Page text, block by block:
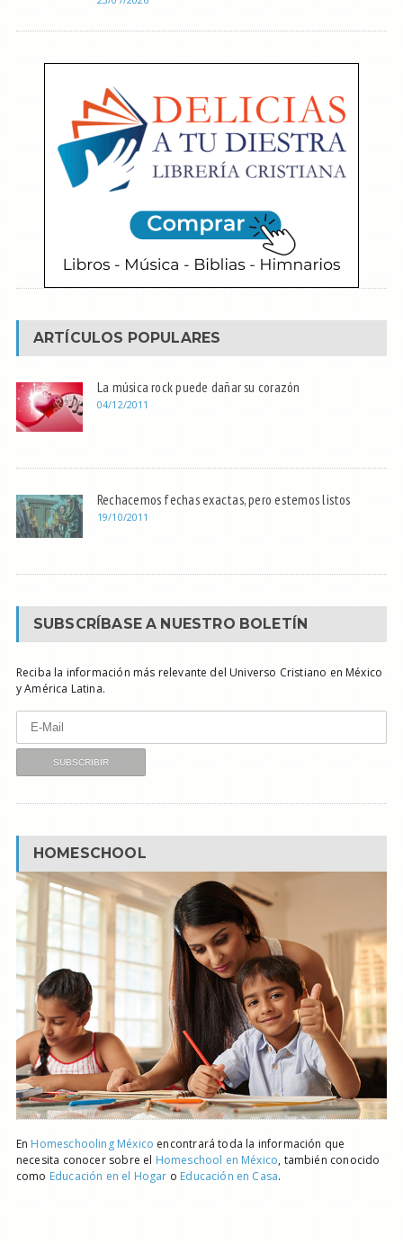
ARTÍCULOS POPULARES
La música rock puede dañar su corazón
04/12/2011
Rechacemos fechas exactas, pero estemos listos
19/10/2011
SUBSCRÍBASE A NUESTRO BOLETÍN
Reciba la información más relevante del Universo Cristiano en México
y América Latina.
HOMESCHOOL
En Homeschooling México encontrará toda la información que
necesita conocer sobre el Homeschool en México, también conocido
como Educación en el Hogar o Educación en Casa.